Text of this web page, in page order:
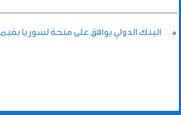
البنك الدولي يوافق على منحة لسوريا بقيمة 100 مليون